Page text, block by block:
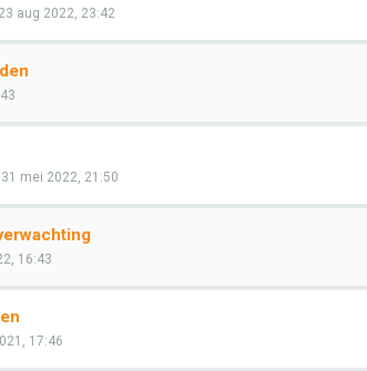
aug 2022, 23:42
31 mei 2022, 21:50
16:43
17:46